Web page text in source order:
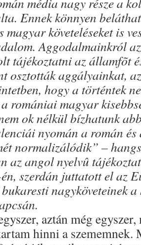
Ennek könnyen
magyar követeléseket is
Aggodalmainkról
tájékoztatni az államfõt
osztották aggályainkat,
hogy a történtek
romániai magyar
ok nélkül bízhatunk
nyomán a román és
normalizálódik” –
az angol nyelvû
szerdán juttatott el az
nagyköveteinek
aztán még
hinni a szememnek.